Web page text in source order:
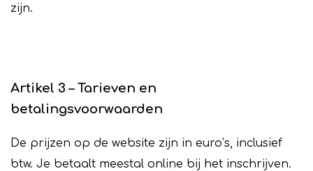
zijn.
Artikel 3 – Tarieven en
betalingsvoorwaarden
De prijzen op de website zijn in euro’s, inclusief
btw. Je betaalt meestal online bij het inschrijven.